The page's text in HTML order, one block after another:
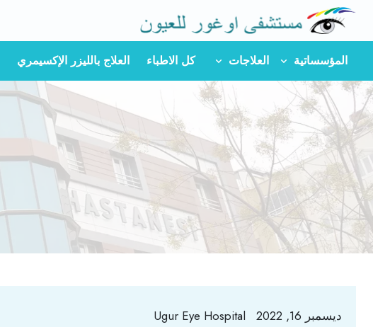
المؤسساتية العلاجات كل الاطباء العلاج بالليزر الإكسيمري
ديسمبر 16, 2022 Ugur Eye Hospital